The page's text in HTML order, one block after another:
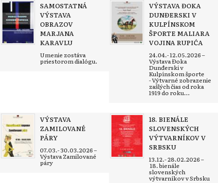
SAMOSTATNÁ
VÝSTAVA
OBRAZOV
MARJANA
KARAVLU
Umenie zostáva
priestorom dialógu.
VÝSTAVA ĐOKA
DUNĐERSKI V
KULPÍNSKOM
ŠPORTE MALIARA
VOJINA RUPIĆA
24.04.- 12.05.2026 –
Výstava Đoka
Dunđerski v
Kulpínskom športe
- Výtvarné zobrazenie
zašlých čias od roka
1919 do roku...
VÝSTAVA
ZAMILOVANÉ
PÁRY
07.03.- 30.03.2026 –
Výstava Zamilované
páry
18. BIENÁLE
SLOVENSKÝCH
VÝTVARNÍKOV V
SRBSKU
13.12.- 28.02.2026 –
18. bienále
slovenských
výtvarníkov v Srbsku